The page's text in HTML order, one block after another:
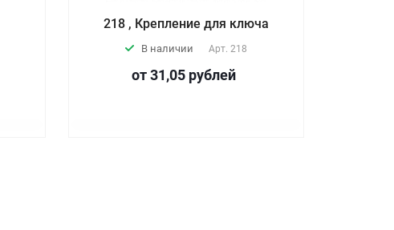
218 , Крепление для ключа
В наличии Арт. 218
от 31,05 рублей